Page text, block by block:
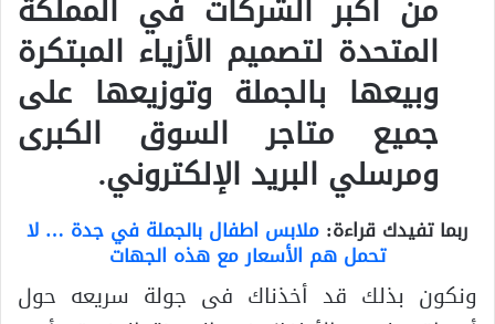
المتحدة لتصميم الأزياء المبتكرة
وبيعها بالجملة وتوزيعها على
جميع متاجر السوق الكبرى
ومرسلي البريد الإلكتروني.
ربما تفيدك قراءة: ملابس اطفال بالجملة في جدة … لا
تحمل هم الأسعار مع هذه الجهات
ونكون بذلك قد أخذناك فى جولة سريعه حول